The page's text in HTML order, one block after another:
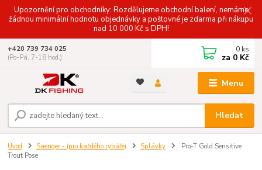
Upozornění pro obchodníky: Rozdělujeme obchodní balení, nemáme
žádnou minimální hodnotu objednávky a poštovné je zdarma při nákupu
nad 10 000 Kč s DPH!
Menu
Hledat
+420 739 734 025
(Po-Pá, 7-18 hod.)
0 ks
za 0 Kč
Úvod Saenger - (pro každého rybáře) Splávky
Pro-T Gold Sensitive
Trout Pose